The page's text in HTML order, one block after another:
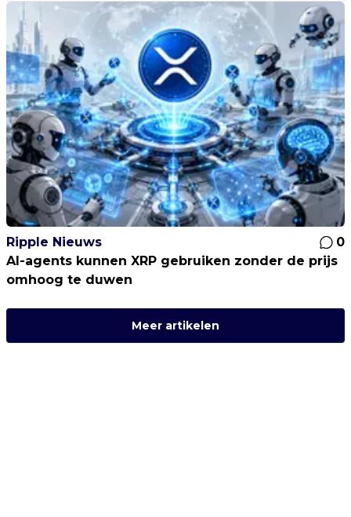
Ripple Nieuws
0
AI-agents kunnen XRP gebruiken zonder de prijs
omhoog te duwen
Meer artikelen